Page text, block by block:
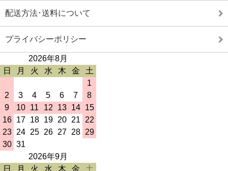
配送方法･送料について
プライバシーポリシー
2026年8月
日
月 火 水 木 金
土
1
2
3 4 5 6 7
8
9
10 11 12 13 14
15
16
17 18 19 20 21
22
23
24 25 26 27 28
29
30 31
2026年9月
日
月 火 水 木 金 土